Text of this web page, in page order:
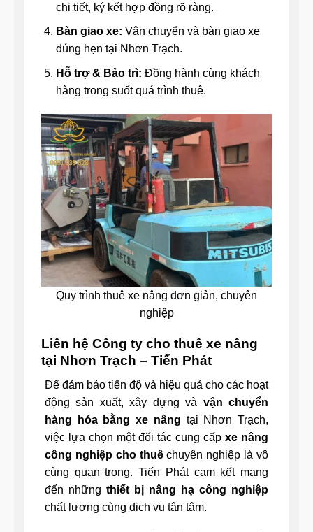
chi tiết, ký kết hợp đồng rõ ràng.
Bàn giao xe: Vận chuyển và bàn giao xe
đúng hẹn tại Nhơn Trạch.
Hỗ trợ & Bảo trì: Đồng hành cùng khách
hàng trong suốt quá trình thuê.
Quy trình thuê xe nâng đơn giản, chuyên
nghiệp
Liên hệ Công ty cho thuê xe nâng
tại Nhơn Trạch – Tiến Phát
Để đảm bảo tiến độ và hiệu quả cho các hoạt
động sản xuất, xây dựng và vận chuyển
hàng hóa bằng xe nâng tại Nhơn Trạch,
việc lựa chọn một đối tác cung cấp xe nâng
công nghiệp cho thuêchuyên nghiệp là vô
cùng quan trọng. Tiến Phát cam kết mang
đến những thiết bị nâng hạ công nghiệp
chất lượng cùng dịch vụ tận tâm.